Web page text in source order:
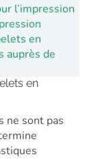
l’impression
en
auprès de
en
ne sont pas